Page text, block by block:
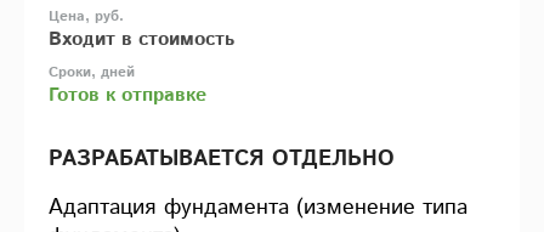
Входит в стоимость
Готов к отправке
РАЗРАБАТЫВАЕТСЯ ОТДЕЛЬНО
Адаптация фундамента (изменение типа